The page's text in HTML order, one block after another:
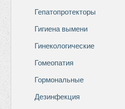
Гепатопротекторы
Гигиена вымени
Гинекологические
Гомеопатия
Гормональные
Дезинфекция